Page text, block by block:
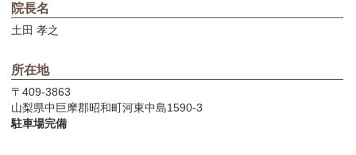
院長名
土田 孝之
所在地
〒409-3863
山梨県中巨摩郡昭和町河東中島1590-3
駐車場完備